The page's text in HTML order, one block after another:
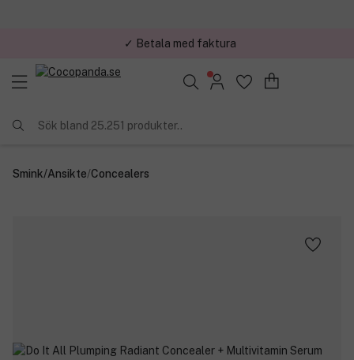
Sök bland 25.251 produkter..
Smink/Ansikte/Concealers